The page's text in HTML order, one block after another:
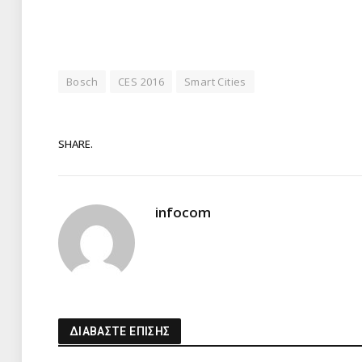
Bosch CES 2016 Smart Cities
SHARE.
infocom
ΔΙΑΒΑΣΤΕ ΕΠΙΣΗΣ